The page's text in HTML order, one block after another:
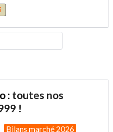
: toutes nos
!
Bilans marché 2026